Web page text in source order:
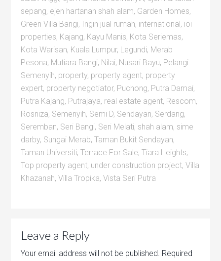
sepang, ejen hartanah shah alam, Garden Homes,
Green Villa Bangi, Ingin jual rumah, international, ioi
properties, Kajang, Kayu Manis, Kota Seriemas,
Kota Warisan, Kuala Lumpur, Legundi, Merab
Pesona, Mutiara Bangi, Nilai, Nusari Bayu, Pelangi
Semenyih, property, property agent, property
expert, property negotiator, Puchong, Putra Damai,
Putra Kajang, Putrajaya, real estate agent, Rescom,
Rosniza, Semenyih, Semi D, Sendayan, Serdang,
Seremban, Seri Bangi, Seri Melati, shah alam, sime
darby, Sungai Merab,Taman Bukit Sendayan,
Taman Universiti,Terrace For Sale,Tiara Heights,
Top property agent, under construction project,Villa
Khazanah,Villa Tropika,Vista Seri Putra
Leave a Reply
Your email address will not be published. Required